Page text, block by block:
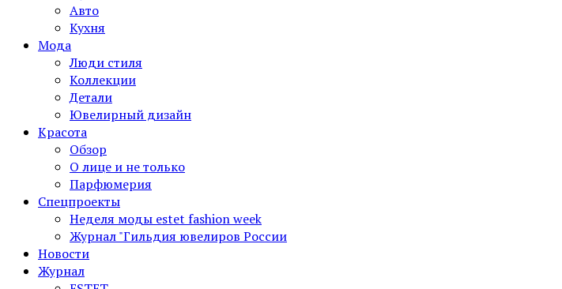
Авто
Кухня
Мода
Люди стиля
Коллекции
Детали
Ювелирный дизайн
Красота
Обзор
О лице и не только
Парфюмерия
Спецпроекты
Неделя моды estet fashion week
Журнал "Гильдия ювелиров России
Новости
Журнал